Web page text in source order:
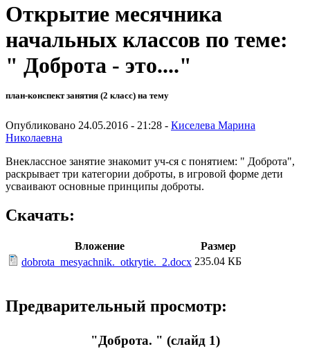
Открытие месячника
начальных классов по теме:
" Доброта - это...."
план-конспект занятия (2 класс) на тему
Опубликовано 24.05.2016 - 21:28 - Киселева Марина
Николаевна
Внеклассное занятие знакомит уч-ся с понятием: " Доброта",
раскрывает три категории доброты, в игровой форме дети
усваивают основные принципы доброты.
Скачать:
Вложение
Размер
dobrota_mesyachnik._otkrytie._2.docx 235.04 КБ
Предварительный просмотр:
"Доброта. " (слайд 1)